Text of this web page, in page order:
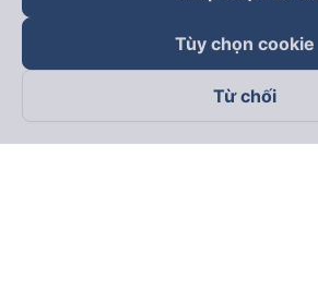
Theo dõi chúng tôi trên
Tùy chọn cookie
Từ chối